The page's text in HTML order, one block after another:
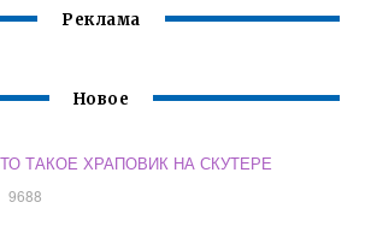
Реклама
Новое
ТАКОЕ ХРАПОВИК НА СКУТЕРЕ
9688